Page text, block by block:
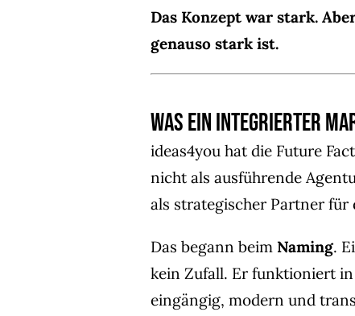
Das Konzept war stark.
genauso stark ist.
Was ein integrierter
ideas4you hat die Future
nicht als ausführende
als strategischer Partner für
Das begann beim Naming.
kein Zufall. Er funktioniert
eingängig, modern und